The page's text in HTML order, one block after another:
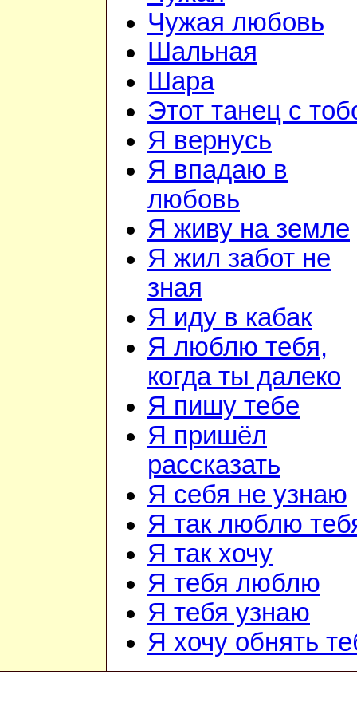
Чужая любовь
Шальная
Шара
Этот танец с
Я вернусь
Я впадаю в
любовь
Я живу на земле
Я жил забот не
зная
Я иду в кабак
Я люблю тебя,
когда ты далеко
Я пишу тебе
Я пришёл
рассказать
Я себя не узнаю
Я так люблю
Я так хочу
Я тебя люблю
Я тебя узнаю
Я хочу обнять